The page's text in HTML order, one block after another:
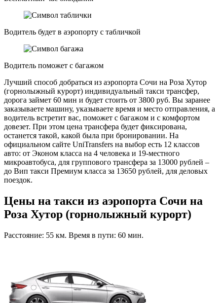
Водитель будет в аэропорту с табличкой
Водитель поможет с багажом
Лучший способ добраться из аэропорта Сочи на Роза Хутор
(горнолыжный курорт) индивидуальный такси трансфер,
дорога займет 60 мин и будет стоить от 3800 руб. Вы заранее
заказываете машину, указываете время и место отправления, а
водитель встретит вас, поможет с багажом и с комфортом
довезет. При этом цена трансфера будет фиксирована,
останется такой, какой была при бронировании. На
официальном сайте UniTransfers на выбор есть 12 классов
авто: от Эконом класса на 4 человека и 19-местного
микроавтобуса, для группового трансфера за 13000 рублей –
до Вип такси Премиум класса за 13650 рублей, для деловых
поездок.
Цены на такси из аэропорта Сочи на
Роза Хутор (горнолыжный курорт)
Расстояние: 55 км. Время в пути: 60 мин.